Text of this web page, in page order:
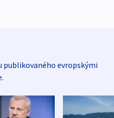
publikovaného evropskými